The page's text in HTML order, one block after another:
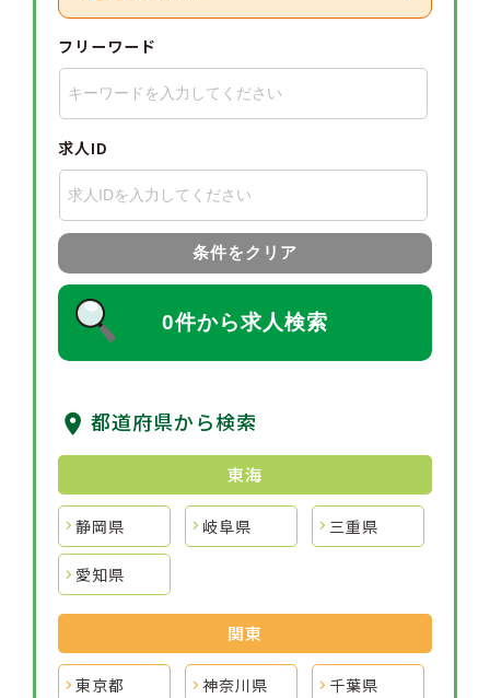
フリーワード
求人ID
条件をクリア
0件から求人検索
都道府県から検索
東海
静岡県 岐阜県 三重県
愛知県
関東
東京都 神奈川県 千葉県